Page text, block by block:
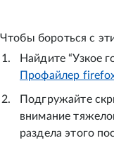
Чтобы бороться с
Найдите “Узкое
Профайлер
Подгружайте
внимание
раздела этого